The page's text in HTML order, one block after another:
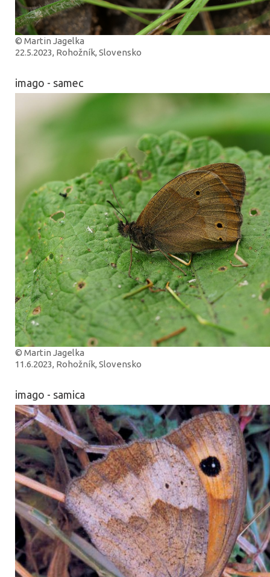
© Martin Jagelka
22.5.2023, Rohožník, Slovensko
imago - samec
© Martin Jagelka
11.6.2023, Rohožník, Slovensko
imago - samica